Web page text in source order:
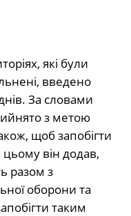
які були
введено
За словами
з метою
щоб запобігти
він додав,
разом з
оборони та
таким